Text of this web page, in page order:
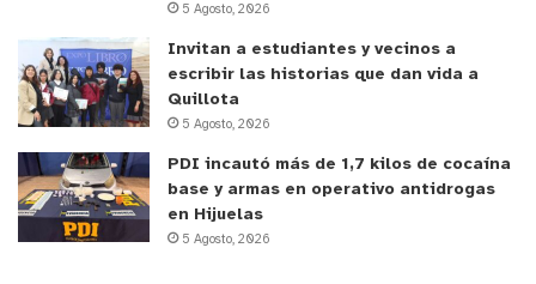
5 Agosto, 2026
Invitan a estudiantes y vecinos a
escribir las historias que dan vida a
Quillota
5 Agosto, 2026
PDI incautó más de 1,7 kilos de cocaína
base y armas en operativo antidrogas
en Hijuelas
5 Agosto, 2026